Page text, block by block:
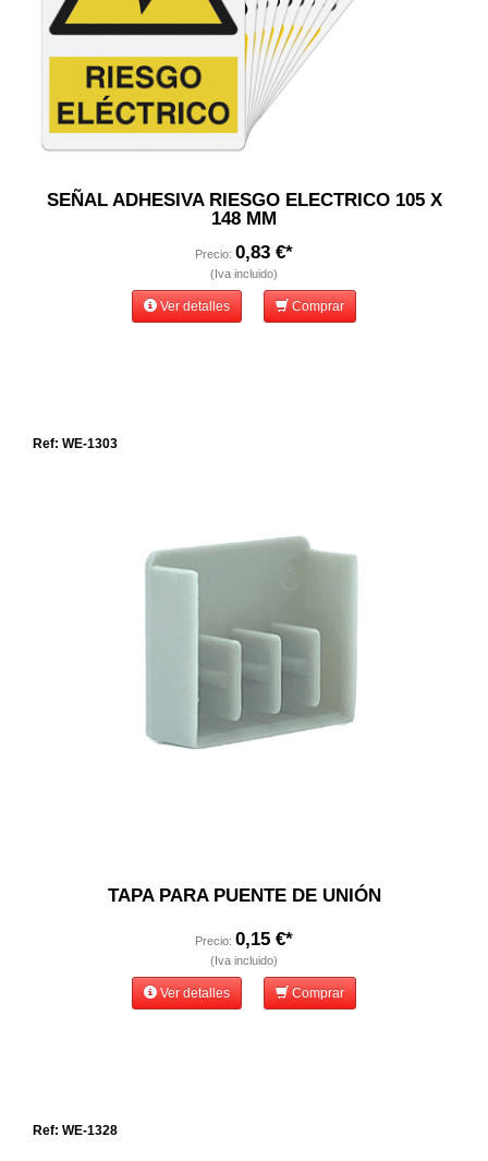
SEÑAL ADHESIVA RIESGO ELECTRICO 105 X
148 MM
Precio: 0,83 €*
(Iva incluido)
Ver detalles Comprar
Ref: WE-1303
TAPA PARA PUENTE DE UNIÓN
Precio: 0,15 €*
(Iva incluido)
Ver detalles Comprar
Ref: WE-1328